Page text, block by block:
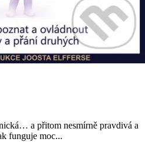
a přitom nesmírně pravdivá a
funguje moc...